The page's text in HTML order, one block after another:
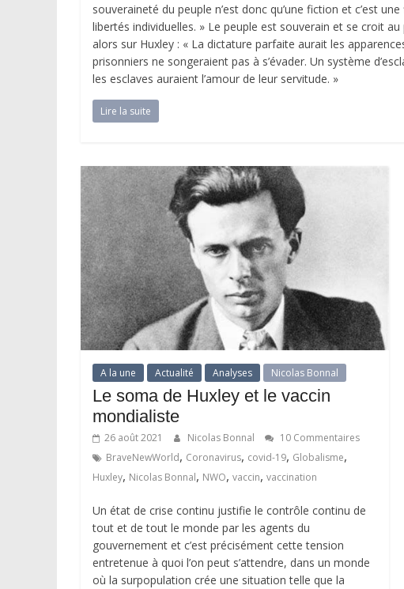
souveraineté du peuple n’est donc qu’une fiction et c’est
libertés individuelles. » Le peuple est souverain et se croit
alors sur Huxley : « La dictature parfaite aurait les
prisonniers ne songeraient pas à s’évader. Un système
les esclaves auraient l’amour de leur servitude. »
Lire la suite
A la une Actualité Analyses Nicolas Bonnal
Le soma de Huxley et le vaccin
mondialiste
26 août 2021 Nicolas Bonnal
10 Commentaires
BraveNewWorld, Coronavirus, covid-19, Globalisme,
Huxley, Nicolas Bonnal, NWO, vaccin, vaccination
Un état de crise continu justifie le contrôle continu de
tout et de tout le monde par les agents du
gouvernement et c’est précisément cette tension
entretenue à quoi l’on peut s’attendre, dans un monde
où la surpopulation crée une situation telle que la